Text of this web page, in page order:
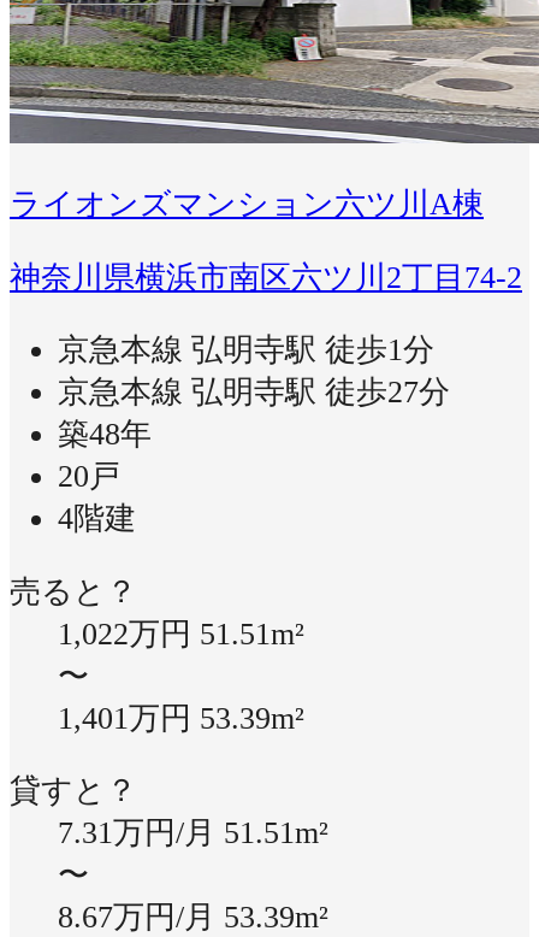
ライオンズマンション六ツ川A棟
神奈川県横浜市南区六ツ川2丁目74-2
京急本線 弘明寺駅 徒歩1分
京急本線 弘明寺駅 徒歩27分
築48年
20戸
4階建
売ると？
1,022万円 51.51m²
〜
1,401万円 53.39m²
貸すと？
7.31万円/月 51.51m²
〜
8.67万円/月 53.39m²